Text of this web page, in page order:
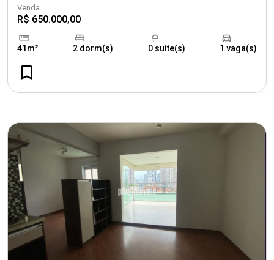
Venda
R$ 650.000,00
41m² 2 dorm(s) 0 suíte(s) 1 vaga(s)